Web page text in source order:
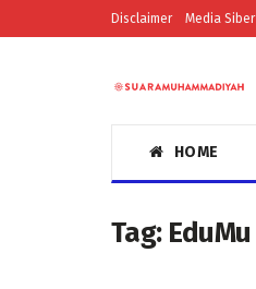
Disclaimer Media Siber
HOME
Tag: EduMu